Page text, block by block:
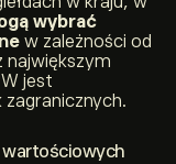
wybrać
w zależności od
największym
jest
zagranicznych.
wartościowych